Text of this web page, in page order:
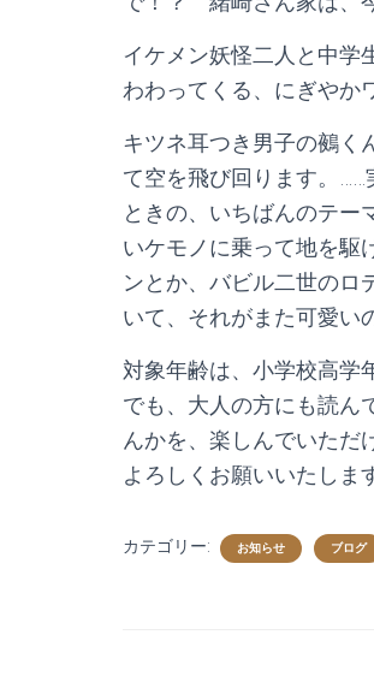
イケメン妖怪二人と中学
わわってくる、にぎやか
キツネ耳つき男子の鵺く
て空を飛び回ります。……
ときの、いちばんのテー
いケモノに乗って地を駆
ンとか、バビル二世のロ
いて、それがまた可愛い
対象年齢は、小学校高学
でも、大人の方にも読ん
んかを、楽しんでいただ
よろしくお願いいたしま
カテゴリー: お知らせ ブログ